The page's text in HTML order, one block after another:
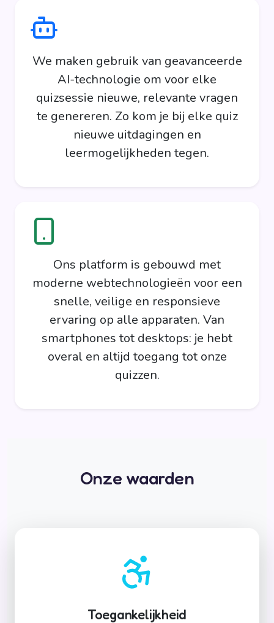
We maken gebruik van geavanceerde
AI-technologie om voor elke
quizsessie nieuwe, relevante vragen
te genereren. Zo kom je bij elke quiz
nieuwe uitdagingen en
leermogelijkheden tegen.
Ons platform is gebouwd met
moderne webtechnologieën voor een
snelle, veilige en responsieve
ervaring op alle apparaten. Van
smartphones tot desktops: je hebt
overal en altijd toegang tot onze
quizzen.
Onze waarden
Toegankelijkheid